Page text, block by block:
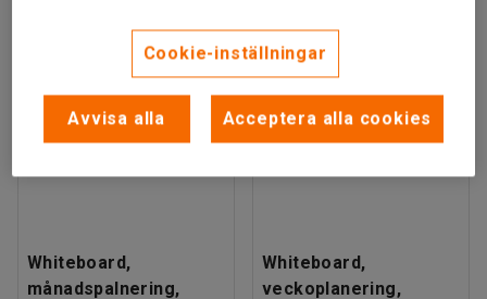
Whiteboard,
månadspalnering,
Whiteboard,
veckoplanering,
Cookie-inställningar
Avvisa alla Acceptera alla cookies